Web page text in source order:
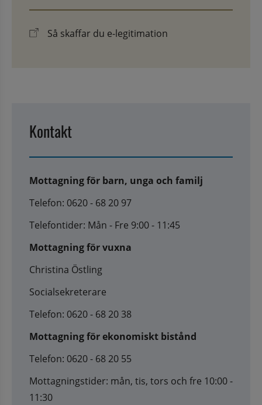
Så skaffar du e-legitimation
Kontakt
Mottagning för barn, unga och familj
Telefon: 0620 - 68 20 97
Telefontider: Mån - Fre 9:00 - 11:45
Mottagning för vuxna
Christina Östling
Socialsekreterare
Telefon: 0620 - 68 20 38
Mottagning för ekonomiskt bistånd
Telefon: 0620 - 68 20 55
Mottagningstider: mån, tis, tors och fre 10:00 -
11:30